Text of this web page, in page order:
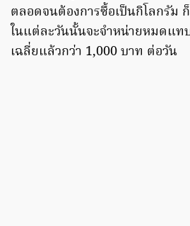
ตลอดจนต้องการซื้อเป็นกิโลกรัม
ในแต่ละวันนั้นจะจำหน่ายหมดแท
เฉลี่ยแล้วกว่า 1,000 บาท ต่อวัน